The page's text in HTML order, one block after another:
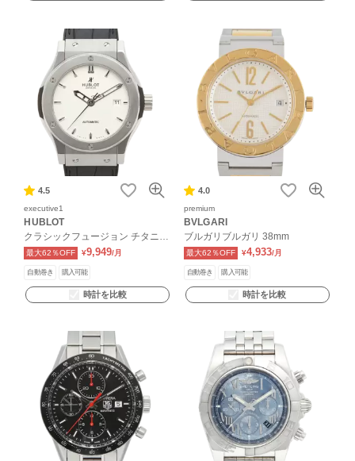
4.5
executive1
HUBLOT
クラシックフュージョン チタニウ
ム
最大62％OFF ¥9,949/月
自動巻き 購入可能
時計を比較
4.0
premium
BVLGARI
ブルガリブルガリ 38mm
最大62％OFF ¥4,933/月
自動巻き 購入可能
時計を比較